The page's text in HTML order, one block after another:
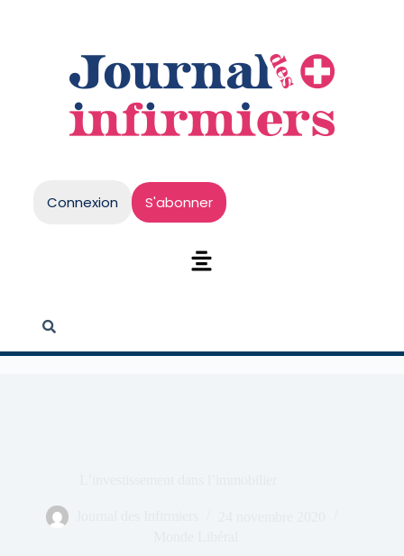
Connexion S'abonner